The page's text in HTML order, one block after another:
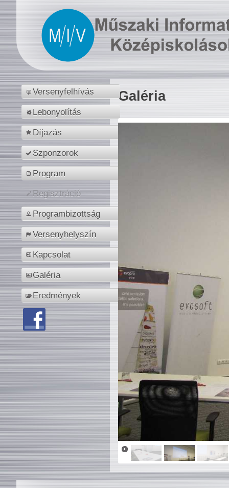
Versenyfelhívás
Lebonyolítás
Díjazás
Szponzorok
Program
Regisztráció
Programbizottság
Versenyhelyszín
Kapcsolat
Galéria
Eredmények
Galéria